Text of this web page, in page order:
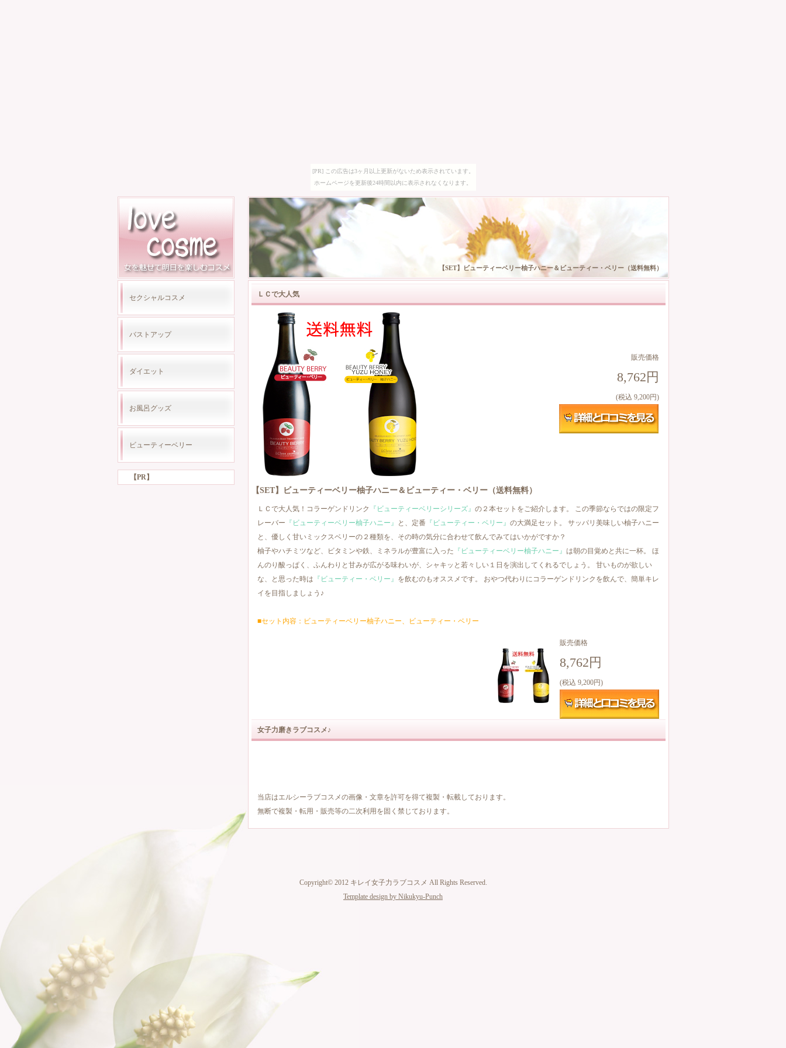
[PR] この広告は3ヶ月以上更新がないため表示されています。
ホームページを更新後24時間以内に表示されなくなります。
【SET】ビューティーベリー柚子ハニー＆ビューティー・ベリー（送料無料）
ＬＣで大人気
販売価格
8,762円
(税込 9,200円)
【SET】ビューティーベリー柚子ハニー＆ビューティー・ベリー（送料無料）
ＬＣで大人気！コラーゲンドリンク 『ビューティーベリーシリーズ』 の２本セットをご紹介します。 この季節ならではの限定フ
レーバー 『ビューティーベリー柚子ハニー』 と、定番 『ビューティー・ベリー』 の大満足セット。 サッパリ美味しい柚子ハニー
と、優しく甘いミックスベリーの２種類を、その時の気分に合わせて飲んでみてはいかがですか？
柚子やハチミツなど、ビタミンや鉄、ミネラルが豊富に入った 『ビューティーベリー柚子ハニー』 は朝の目覚めと共に一杯。 ほ
んのり酸っぱく、ふんわりと甘みが広がる味わいが、シャキッと若々しい１日を演出してくれるでしょう。 甘いものが欲しい
な、と思った時は 『ビューティー・ベリー』 を飲むのもオススメです。 おやつ代わりにコラーゲンドリンクを飲んで、簡単キレ
イを目指しましょう♪
■セット内容：ビューティーベリー柚子ハニー、ビューティー・ベリー
販売価格
8,762円
(税込 9,200円)
女子力磨きラブコスメ♪
当店はエルシーラブコスメの画像・文章を許可を得て複製・転載しております。
無断で複製・転用・販売等の二次利用を固く禁じております。
セクシャルコスメ
バストアップ
ダイエット
お風呂グッズ
ビューティーベリー
【PR】
Copyright© 2012 キレイ女子力ラブコスメ All Rights Reserved.
Template design by Nikukyu-Punch